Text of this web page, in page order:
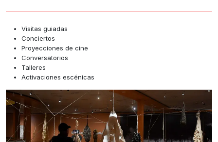
Visitas guiadas
Conciertos
Proyecciones de cine
Conversatorios
Talleres
Activaciones escénicas